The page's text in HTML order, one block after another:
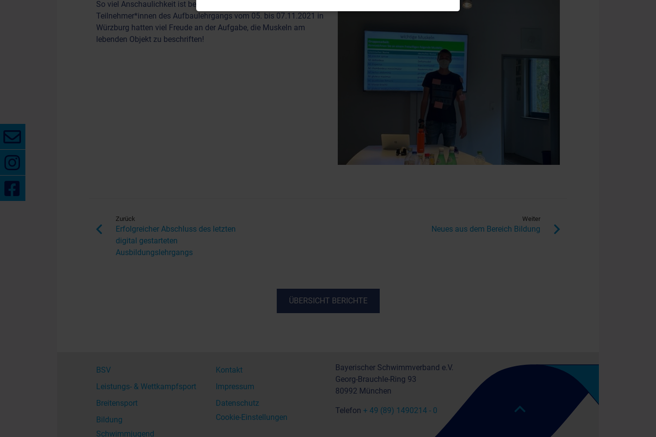
So viel Anschaulichkeit ist beim digitalen Format unmöglich – die
Teilnehmer*innen des Aufbaulehrgangs vom 05. bis 07.11.2021 in
Würzburg hatten viel Freude an der Aufgabe, die Muskeln am
lebenden Objekt zu beschriften!
Zurück
Erfolgreicher Abschluss des letzten
digital gestarteten
Ausbildungslehrgangs
Weiter
Neues aus dem Bereich Bildung
ÜBERSICHT BERICHTE
BSV
Leistungs- & Wettkampfsport
Breitensport
Bildung
Schwimmjugend
Kontakt
Impressum
Datenschutz
Cookie-Einstellungen
Bayerischer Schwimmverband e.V.
Georg-Brauchle-Ring 93
80992 München
Telefon + 49 (89) 1490214 - 0